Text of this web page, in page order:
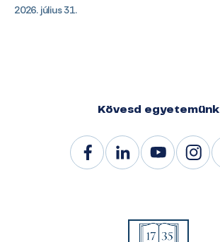
2026. július 31.
Kövesd egyetemünk